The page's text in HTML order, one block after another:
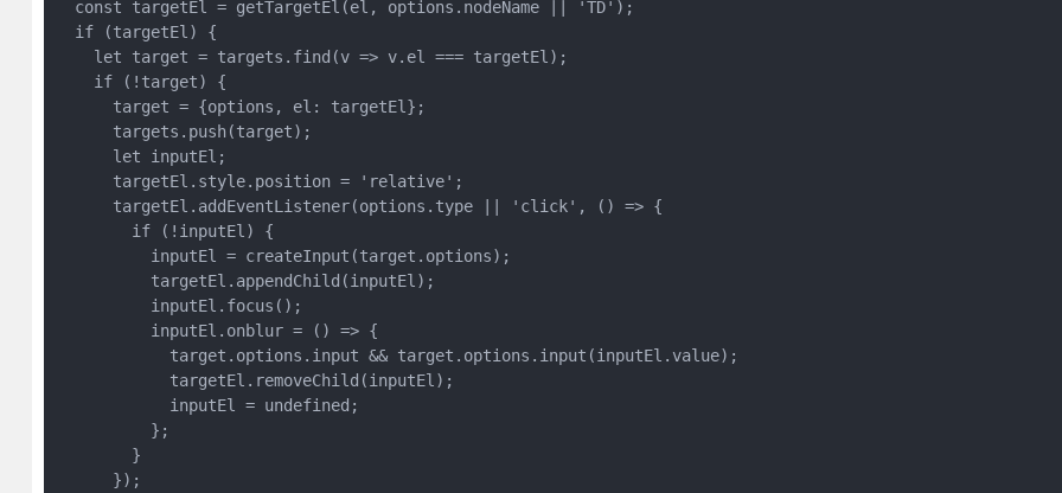
  const targetEl = getTargetEl(el, options.nodeName || 'TD');
  if (targetEl) {
    let target = targets.find(v => v.el === targetEl);
    if (!target) {
      target = {options, el: targetEl};
      targets.push(target);
      let inputEl;
      targetEl.style.position = 'relative';
      targetEl.addEventListener(options.type || 'click', () => {
        if (!inputEl) {
          inputEl = createInput(target.options);
          targetEl.appendChild(inputEl);
          inputEl.focus();
          inputEl.onblur = () => {
            target.options.input && target.options.input(inputEl.value);
            targetEl.removeChild(inputEl);
            inputEl = undefined;
          };
        }
      });